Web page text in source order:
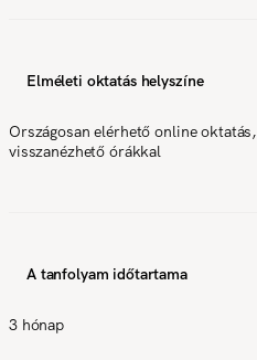
Elméleti oktatás helyszíne
Országosan elérhető online oktatás,
visszanézhető órákkal
A tanfolyam időtartama
3 hónap